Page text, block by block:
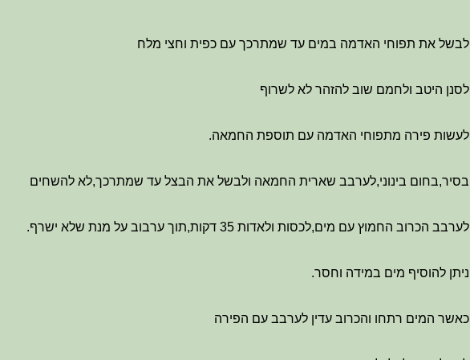
לבשל את תפוחי האדמה במים עד שמתרכך עם כפית וחצי מלח
לסנן היטב ולחמם שוב להזהר לא לשרוף
לעשות פירה מתפוחי האדמה עם תוספת החמאה.
בסיר,בחום בינוני,לערבב שארית החמאה ולבשל את הבצל עד שמתרכך,לא להשחים
לערבב הכרוב החמוץ עם מים,לכסות ולאדות 35 דקות,תוך ערבוב על מנת שלא ישרף.
ניתן להוסיף מים במידה וחסר.
כאשר המים רתחו והכרוב עדין לערבב עם הפירה